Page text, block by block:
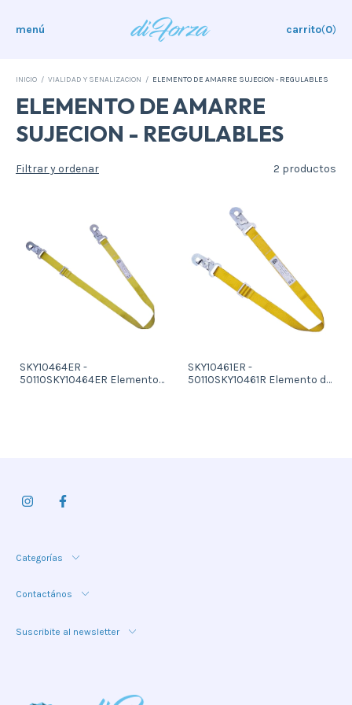
menú carrito(0)
INICIO / VIALIDAD Y SENALIZACION / ELEMENTO DE AMARRE SUJECION - REGULABLES
ELEMENTO DE AMARRE
SUJECION - REGULABLES
Filtrar y ordenar 2 productos
SKY10464ER -
50110SKY10464ER Elemento
SKY10461ER -
50110SKY10461R Elemento de
Categorías
Contactános
Suscribite al newsletter